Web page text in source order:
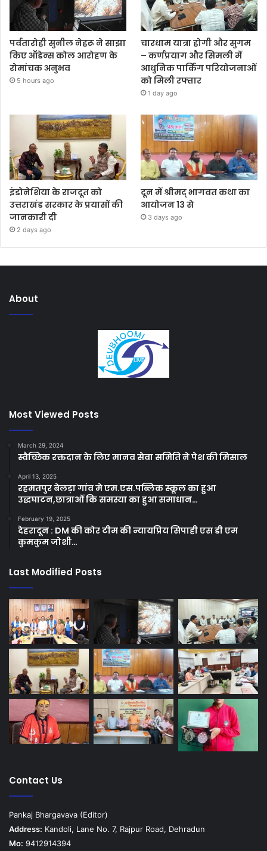
पर्वतारोही सुनील नेहरू ने साझा
किए ऑडेन्स कोल आरोहण के
रोमांचक अनुभव
5 hours ago
चारधाम यात्रा होगी और सुगम
– कर्णप्रयाग और सिमली में
आधुनिक पार्किंग परियोजनाओं
को मिली रफ्तार
1 day ago
इंडोनेशिया के राजदूत को
उत्तराखंड सरकार के प्रयासों की
जानकारी दी
2 days ago
दून में श्रीमद् भागवत कथा का
आयोजन 13 से
3 days ago
About
Most Viewed Posts
March 29, 2024
स्वैच्छिक रक्तदान के लिए मानव सेवा समिति ने पेश की मिसाल
April 13, 2025
रहमतपुर बेलड़ा गांव मे एम.एस.पब्लिक स्कूल का हुआ
उद्धघाटन,छात्राओं कि समस्या का हुआ समाधान…
February 19, 2025
देहरादून : DM की कोर टीम की न्यायप्रिय सिपाही एस डी एम
कुमकुम जोशी…
Last Modified Posts
Contact Us
Pankaj Bhargavava (Editor)
Address: Kandoli, Lane No. 7, Rajpur Road, Dehradun
Mo: 9412914394